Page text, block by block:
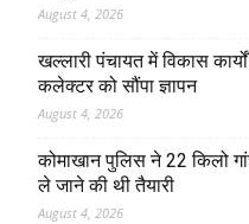
August 4, 2026
खल्लारी पंचायत में विकास
कलेक्टर को सौंपा ज्ञापन
August 4, 2026
कोमाखान पुलिस ने 22 किलो
ले जाने की थी तैयारी
August 4, 2026